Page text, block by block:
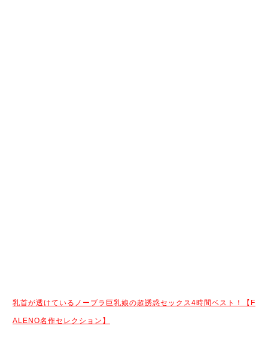
乳首が透けているノーブラ巨乳娘の超誘惑セックス4時間ベスト！【F
ALENO名作セレクション】